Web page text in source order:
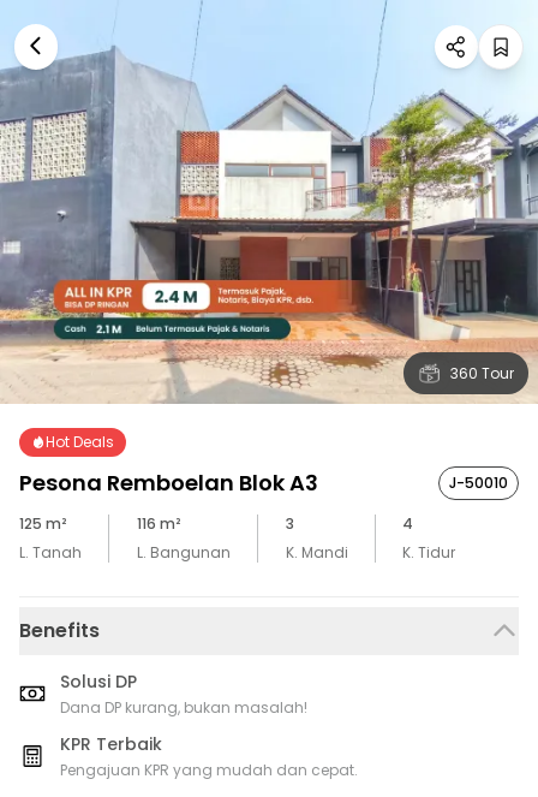
360 Tour
Hot Deals
Pesona Remboelan Blok A3
J-50010
125 m²
L. Tanah
116 m²
L. Bangunan
3
K. Mandi
4
K. Tidur
Benefits
Solusi DP
Dana DP kurang, bukan masalah!
KPR Terbaik
Pengajuan KPR yang mudah dan cepat.